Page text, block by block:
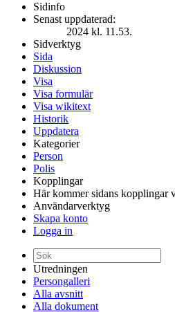
Sidinfo
Senast uppdaterad:
2024 kl. 11.53.
Sidverktyg
Sida
Diskussion
Visa
Visa formulär
Visa wikitext
Historik
Uppdatera
Kategorier
Person
Polis
Kopplingar
Här kommer sidans kopplingar
Användarverktyg
Skapa konto
Logga in
Utredningen
Persongalleri
Alla avsnitt
Alla dokument